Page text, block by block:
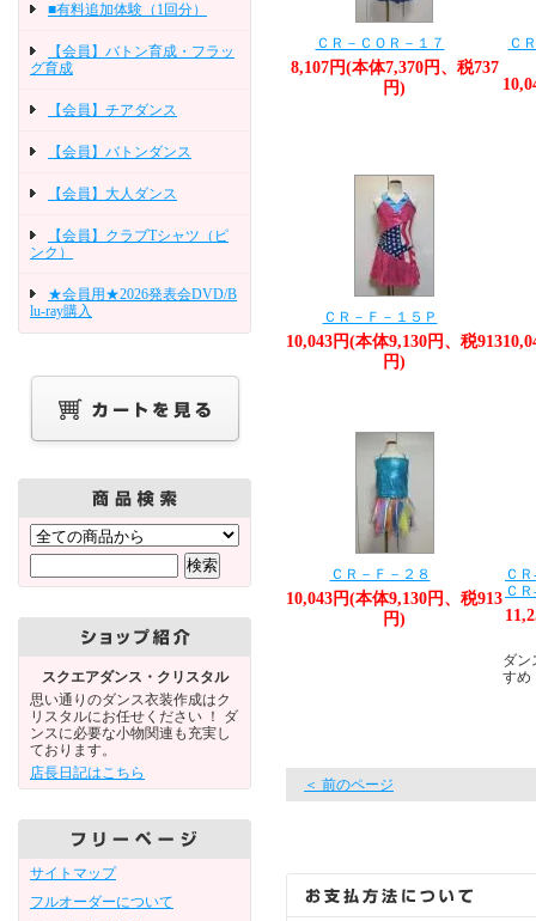
■有料追加体験（1回分）
【会員】バトン育成・フラッ
グ育成
【会員】チアダンス
【会員】バトンダンス
【会員】大人ダンス
【会員】クラブTシャツ（ピ
ンク）
★会員用★2026発表会DVD/B
lu-ray購入
スクエアダンス・クリスタル
思い通りのダンス衣装作成はク
リスタルにお任せください ！ ダ
ンスに必要な小物関連も充実し
ております。
店長日記はこちら
サイトマップ
フルオーダーについて
ＣＲ－ＣＯＲ－１７
8,107円(本体7,370円、税737
円)
Ｃ
ＣＲ－Ｆ－１５Ｐ
10,043円(本体9,130円、税913
円)
ＣＲ－Ｆ－２８
10,043円(本体9,130円、税913
円)
Ｃ
Ｃ
ダン
すめ
＜ 前のページ